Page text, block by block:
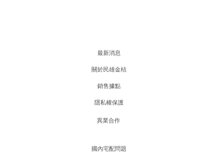
最新消息
關於民雄金桔
銷售據點
隱私權保護
異業合作
國內宅配問題